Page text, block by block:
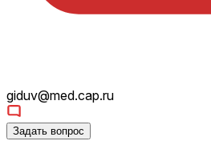
giduv@med.cap.ru
Задать вопрос